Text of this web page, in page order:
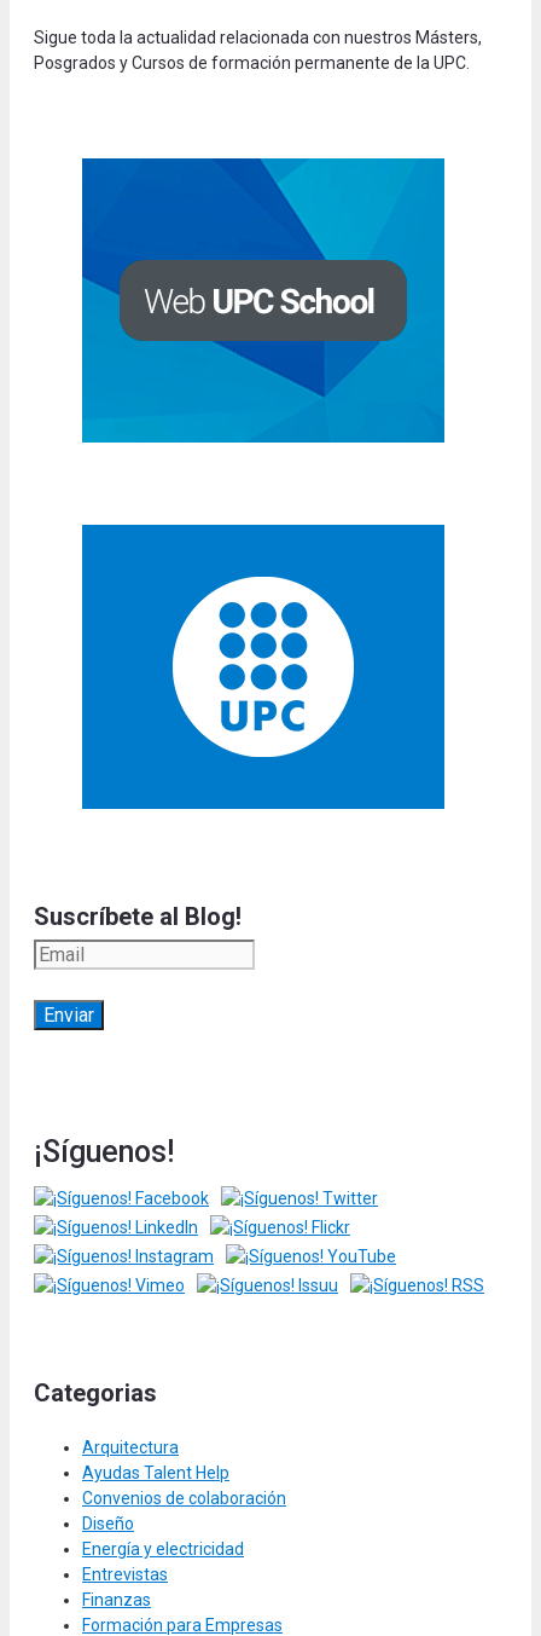
Sigue toda la actualidad relacionada con nuestros Másters,
Posgrados y Cursos de formación permanente de la UPC.
Suscríbete al Blog!
¡Síguenos!
Categorias
Arquitectura
Ayudas Talent Help
Convenios de colaboración
Diseño
Energía y electricidad
Entrevistas
Finanzas
Formación para Empresas